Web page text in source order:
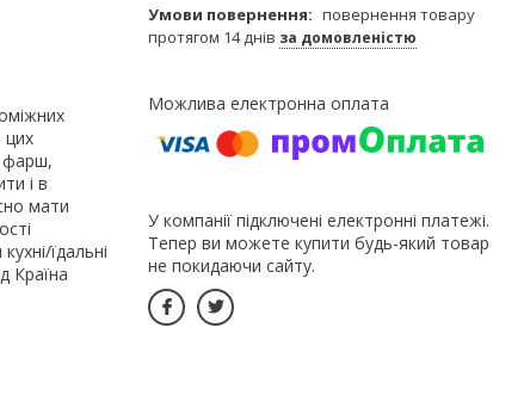
цих
фарш,
і в
мати
їдальні
Країна
повернення товару
протягом 14 днів за домовленістю
У компанії підключені електронні платежі.
Тепер ви можете купити будь-який товар
не покидаючи сайту.